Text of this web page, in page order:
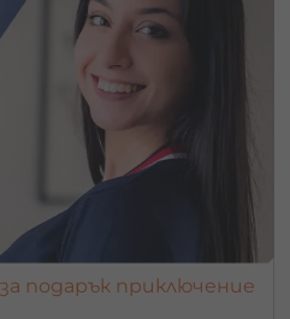
подарък приключение